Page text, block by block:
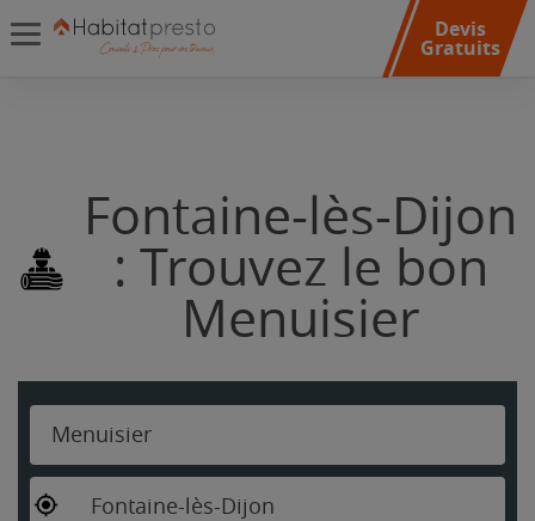
Devis
Gratuits
Fontaine-lès-Dijon
: Trouvez le bon
Menuisier
Menuisier
Fontaine-lès-Dijon